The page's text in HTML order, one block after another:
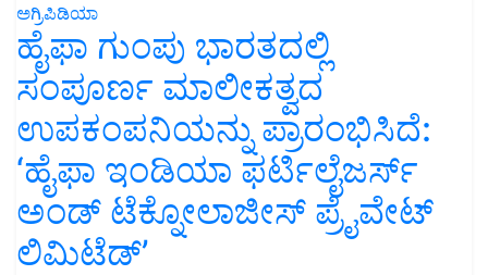
ಅಗ್ರಿಪಿಡಿಯಾ
ಹೈಫಾ ಗುಂಪು ಭಾರತದಲ್ಲಿ
ಸಂಪೂರ್ಣ ಮಾಲೀಕತ್ವದ
ಉಪಕಂಪನಿಯನ್ನು ಪ್ರಾರಂಭಿಸಿದೆ:
‘ಹೈಫಾ ಇಂಡಿಯಾ ಫರ್ಟಿಲೈಜರ್ಸ್
ಅಂಡ್ ಟೆಕ್ನೋಲಾಜೀಸ್ ಪ್ರೈವೇಟ್
ಲಿಮಿಟೆಡ್’